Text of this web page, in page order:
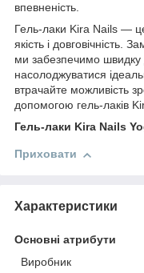
впевненість.
Гель-лаки Kira Nails —
якість і довговічність.
ми забезпечимо
насолоджуватися
втрачайте можливість
допомогою гель-лаків
Гель-лаки Kira Nails
Приховати
Характеристики
Основні атрибути
Виробник